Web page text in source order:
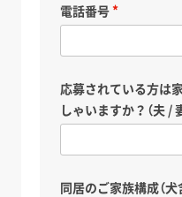
電話番号
応募されている方は
しゃいますか？（夫 /
同居のご家族構成（犬